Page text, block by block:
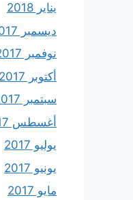
يناير 2018
ديسمبر 2017
نوفمبر 2017
أكتوبر 2017
سبتمبر 2017
أغسطس 2017
يوليو 2017
يونيو 2017
مايو 2017